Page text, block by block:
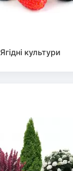
Ягідні культури